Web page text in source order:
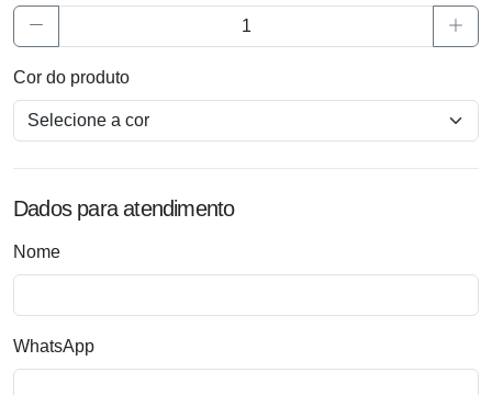
Cor do produto
Dados para atendimento
Nome
WhatsApp